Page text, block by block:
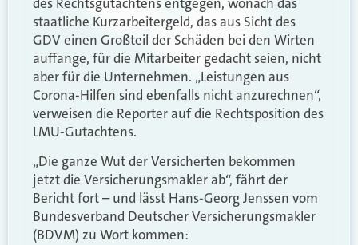
staatliche Kurzarbeitergeld, das aus Sicht des
GDV einen Großteil der Schäden bei den Wirten
auffange, für die Mitarbeiter gedacht seien, nicht
aber für die Unternehmen. „Leistungen aus
Corona-Hilfen sind ebenfalls nicht anzurechnen“,
verweisen die Reporter auf die Rechtsposition des
LMU-Gutachtens.
„Die ganze Wut der Versicherten bekommen
jetzt die Versicherungsmakler ab“, fährt der
Bericht fort – und lässt Hans-Georg Jenssen vom
Bundesverband Deutscher Versicherungsmakler
(BDVM) zu Wort kommen: